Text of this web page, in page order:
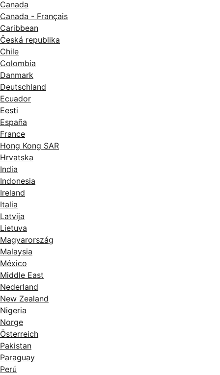
Canada
Canada - Français
Caribbean
Česká republika
Chile
Colombia
Danmark
Deutschland
Ecuador
Eesti
España
France
Hong Kong SAR
Hrvatska
India
Indonesia
Ireland
Italia
Latvija
Lietuva
Magyarország
Malaysia
México
Middle East
Nederland
New Zealand
Nigeria
Norge
Österreich
Pakistan
Paraguay
Perú